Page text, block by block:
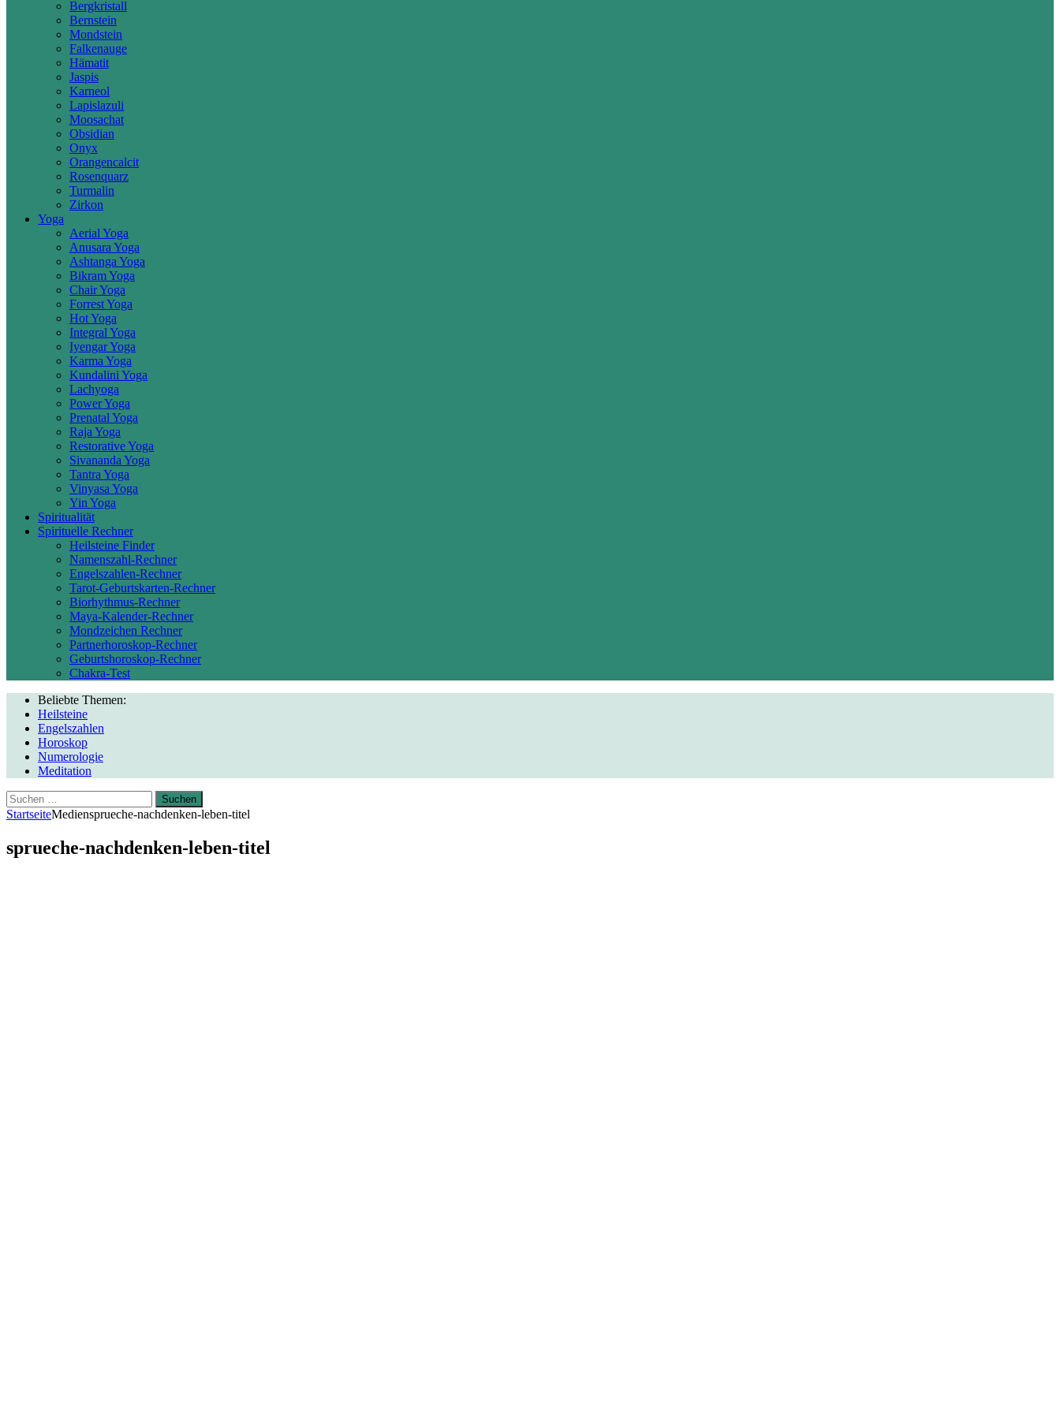
Bergkristall
Bernstein
Mondstein
Falkenauge
Hämatit
Jaspis
Karneol
Lapislazuli
Moosachat
Obsidian
Onyx
Orangencalcit
Rosenquarz
Turmalin
Zirkon
Yoga
Aerial Yoga
Anusara Yoga
Ashtanga Yoga
Bikram Yoga
Chair Yoga
Forrest Yoga
Hot Yoga
Integral Yoga
Iyengar Yoga
Karma Yoga
Kundalini Yoga
Lachyoga
Power Yoga
Prenatal Yoga
Raja Yoga
Restorative Yoga
Sivananda Yoga
Tantra Yoga
Vinyasa Yoga
Yin Yoga
Spiritualität
Spirituelle Rechner
Heilsteine Finder
Namenszahl-Rechner
Engelszahlen-Rechner
Tarot-Geburtskarten-Rechner
Biorhythmus-Rechner
Maya-Kalender-Rechner
Mondzeichen Rechner
Partnerhoroskop-Rechner
Geburtshoroskop-Rechner
Chakra-Test
Beliebte Themen:
Heilsteine
Engelszahlen
Horoskop
Numerologie
Meditation
Suchen
nach:
StartseiteMediensprueche-nachdenken-leben-titel
sprueche-nachdenken-leben-titel